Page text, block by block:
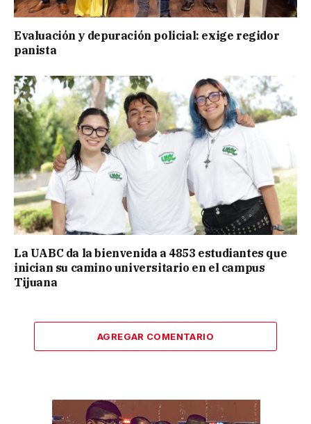
Evaluación y depuración policial: exige regidor
panista
La UABC da la bienvenida a 4853 estudiantes que
inician su camino universitario en el campus
Tijuana
AGREGAR COMENTARIO